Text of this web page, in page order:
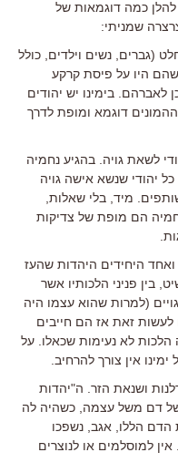
כמה דוגמאות של
שמניתי:
(גברים, נשים וילדים, כולל
היו על פיסת קרקע
בימינו יש יהודים
דוגמא ומופת לדרך
לשאת גויה. בהגיע נחמיה
יהודי שנשא אישה גויה
מיד, בלי שאלות,
הם מופת של צדיקות
היחידים היהדות שהעז
בין פניני הלכותיו אשר
(למרות שהוא עצמו היה
זאת אז הם חייבים
לא נעימות שכאלו. על
אין צורך להרחיב.
ושנאת הזר. ה"יהדות
דם משל עצמה, כשהיה לה
הדם הללו, אגב, נשפכו
למוסלמים או לנוצרים